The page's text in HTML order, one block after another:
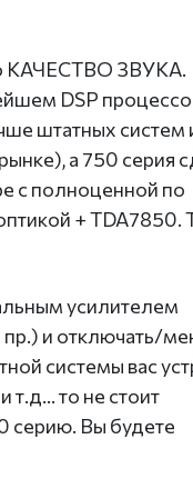
КАЧЕСТВО ЗВУКА.
DSP
штатных систем
а 750 серия
с полноценной по
+ TDA7850.
усилителем
и отключать/
системы вас
т.д... то не стоит
серию. Вы будете